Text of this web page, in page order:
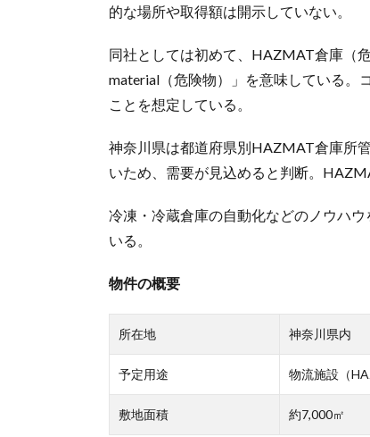
的な場所や取得額は開示していない。
同社としては初めて、HAZMAT倉庫（
material（危険物）」を意味している。
ことを想定している。
神奈川県は都道府県別HAZMAT倉庫所
いため、需要が見込めると判断。
冷凍・冷蔵倉庫の自動化などのノウハ
いる。
物件の概要
所在地 神奈川県内
予定用途 物流施設（
敷地面積 約7,000㎡